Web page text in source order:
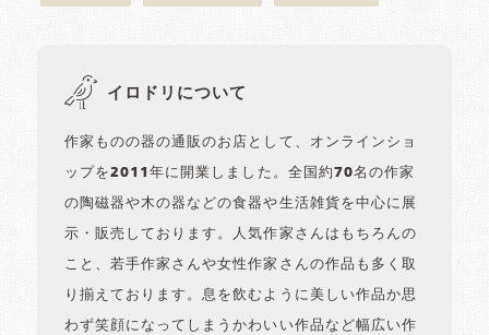
イロドリについて
作家ものの器の通販のお店として、オンラインショ
ップを2011年に開業しました。全国約70名の作家
の陶磁器や木の器などの食器や生活雑貨を中心に展
示・販売しております。人気作家さんはもちろんの
こと、若手作家さんや女性作家さんの作品も多く取
り揃えております。息を飲むように美しい作品か思
わず笑顔になってしまうかわいい作品など幅広い作